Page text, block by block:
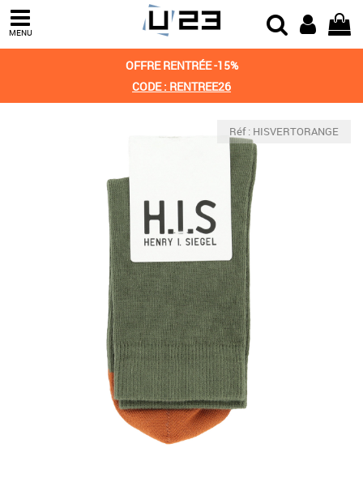
MENU
OFFRE RENTRÉE -15%
CODE : RENTREE26
Réf : HISVERTORANGE